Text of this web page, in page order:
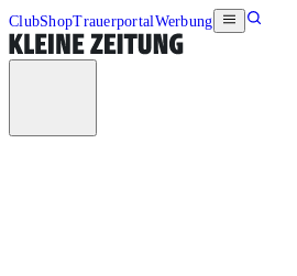
ClubShopTrauerportalWerbung